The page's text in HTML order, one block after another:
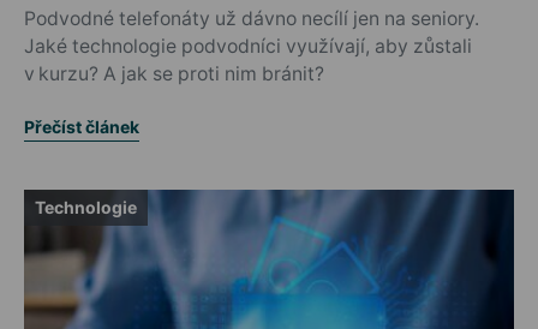
Podvodné telefonáty už dávno necílí jen na seniory.
Jaké technologie podvodníci využívají, aby zůstali
v kurzu? A jak se proti nim bránit?
Přečíst článek
Technologie